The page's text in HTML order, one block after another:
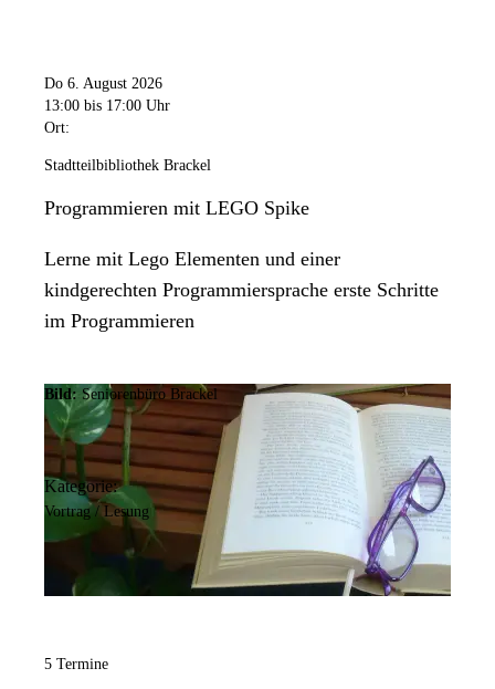
Do 6. August 2026
13:00 bis 17:00 Uhr
Ort:
Stadtteilbibliothek Brackel
Programmieren mit LEGO Spike
Lerne mit Lego Elementen und einer
kindgerechten Programmiersprache erste Schritte
im Programmieren
Bild: Seniorenbüro Brackel
Kategorie:
Vortrag / Lesung
5 Termine